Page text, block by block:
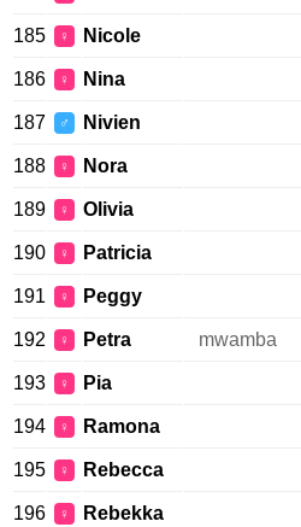
185 ♀ Nicole
186 ♀ Nina
187 ♂ Nivien
188 ♀ Nora
189 ♀ Olivia
190 ♀ Patricia
191 ♀ Peggy
192 ♀ Petra mwamba
193 ♀ Pia
194 ♀ Ramona
195 ♀ Rebecca
196 ♀ Rebekka